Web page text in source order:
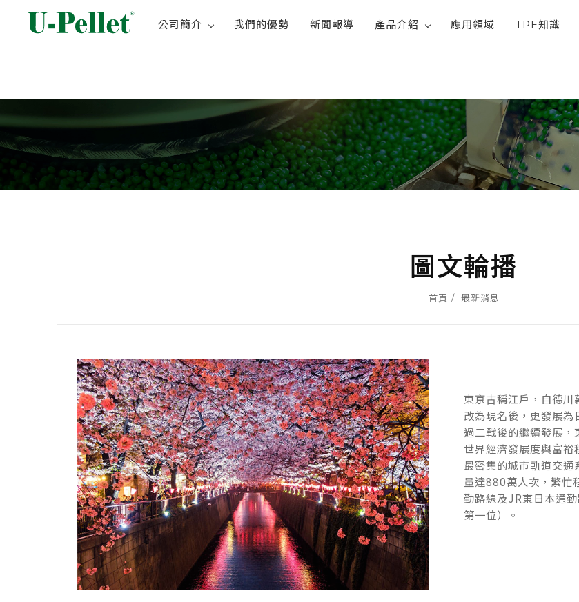
公司簡介 我們的優勢 新聞報導 產品介紹 應用領域 TPE知識
圖文輪播
首頁 最新消息
東京古稱江戶，自德
改為現名後，更發展
過二戰後的繼續發展
世界經濟發展度與富裕
最密集的城市軌道交
量達880萬人次，繁忙
勤路線及JR東日本通
第一位）。
東京古稱江戶，自德
改為現名後，更發展
過二戰後的繼續發展
世界經濟發展度與富裕
最密集的城市軌道交
量達880萬人次，繁忙
勤路線及JR東日本通
第一位）。